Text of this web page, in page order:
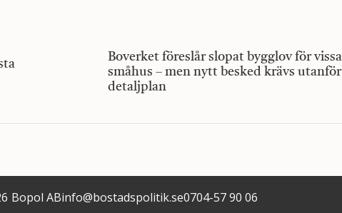
Boverket föreslår slopat bygglov för vissa
småhus – men nytt besked krävs utanför
detaljplan
Bopol ABinfo@bostadspolitik.se0704-57 90 06